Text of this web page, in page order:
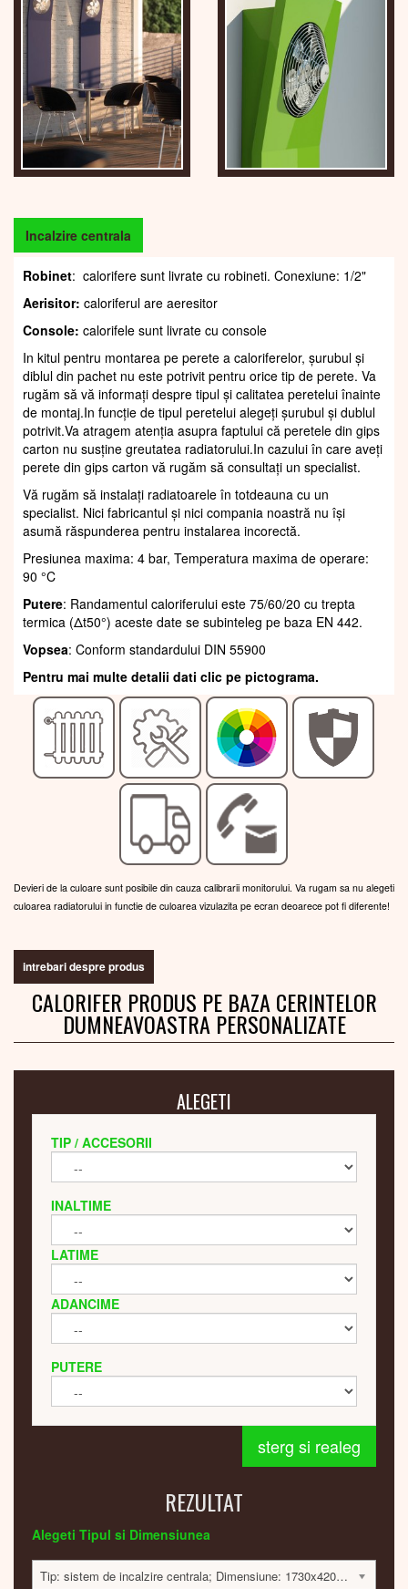
Incalzire centrala
Robinet: calorifere sunt livrate cu robineti. Conexiune: 1/2"
Aerisitor: caloriferul are aeresitor
Console: calorifele sunt livrate cu console
In kitul pentru montarea pe perete a caloriferelor, șurubul și
diblul din pachet nu este potrivit pentru orice tip de perete. Va
rugăm să vă informați despre tipul și calitatea peretelui înainte
de montaj.In funcție de tipul peretelui alegeți șurubul și dublul
potrivit.Va atragem atenția asupra faptului că peretele din gips
carton nu susține greutatea radiatorului.In cazului în care aveți
perete din gips carton vă rugăm să consultați un specialist.
Vă rugăm să instalați radiatoarele în totdeauna cu un
specialist. Nici fabricantul și nici compania noastră nu își
asumă răspunderea pentru instalarea incorectă.
Presiunea maxima: 4 bar, Temperatura maxima de operare:
90 °C
Putere: Randamentul caloriferului este 75/60/20 cu trepta
termica (Δt50°) aceste date se subinteleg pe baza EN 442.
Vopsea: Conform standardului DIN 55900
Pentru mai multe detalii dati clic pe pictograma.
Devieri de la culoare sunt posibile din cauza calibrarii monitorului. Va rugam sa nu alegeti
culoarea radiatorului in functie de culoarea vizulazita pe ecran deoarece pot fi diferente!
intrebari despre produs
CALORIFER PRODUS PE BAZA CERINTELOR
DUMNEAVOASTRA PERSONALIZATE
ALEGETI
TIP / ACCESORII
INALTIME
LATIME
ADANCIME
PUTERE
sterg si realeg
REZULTAT
Alegeti Tipul si Dimensiunea
Tip: sistem de incalzire centrala; Dimensiune: 1730x420x175 mm; 1220 Watt; 13313 lei